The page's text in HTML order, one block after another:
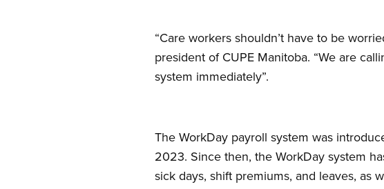
“Care workers shouldn’t have to be
president of CUPE Manitoba. “We are
system immediately”.
The WorkDay payroll system was
2023. Since then, the WorkDay system
sick days, shift premiums, and leaves, as